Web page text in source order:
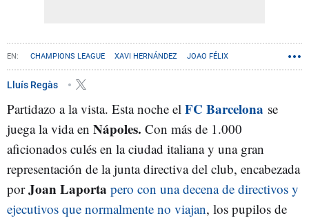
CHAMPIONS LEAGUE XAVI HERNÁNDEZ JOAO FÉLIX
Lluís Regàs
Partidazo a la vista. Esta noche el FC Barcelona se
juega la vida en Nápoles. Con más de 1.000
aficionados culés en la ciudad italiana y una gran
representación de la junta directiva del club, encabezada
porJoan Laporta pero con una decena de directivos y
ejecutivos que normalmente no viajan, los pupilos de